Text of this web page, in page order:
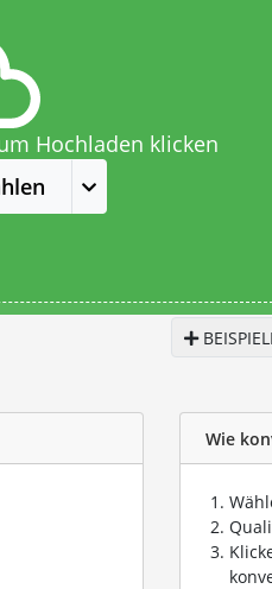
Hochladen klicken
Wie